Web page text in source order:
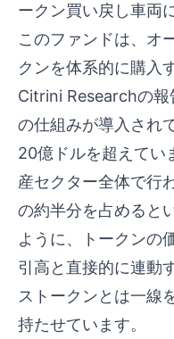
ークン買い戻し車両
このファンドは、オ
クンを体系的に購入
Citrini Researchの報
の仕組みが導入され
20億ドルを超えてい
産セクター全体で行
の約半分を占めると
ように、トークンの
引高と直接的に連動
ストークンとは一線
持たせています。